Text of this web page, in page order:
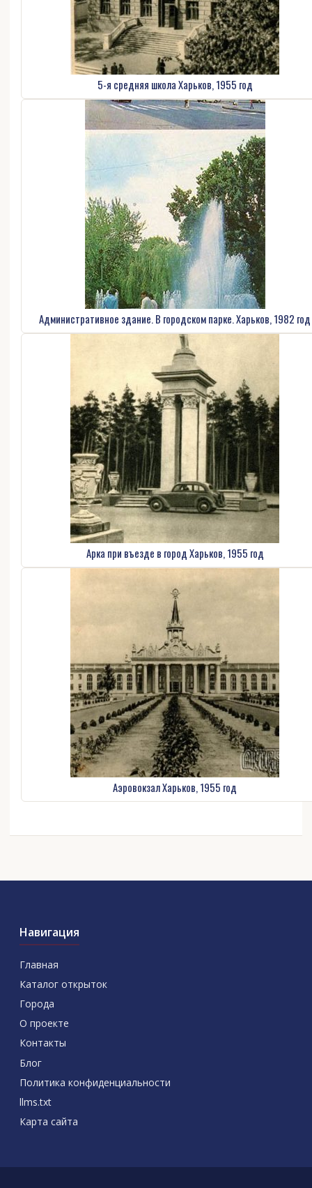
5-я средняя школа Харьков, 1955 год
Административное здание. В городском парке. Харьков, 1982 год
Арка при въезде в город Харьков, 1955 год
Аэровокзал Харьков, 1955 год
Навигация
Главная
Каталог открыток
Города
О проекте
Контакты
Блог
Политика конфиденциальности
llms.txt
Карта сайта